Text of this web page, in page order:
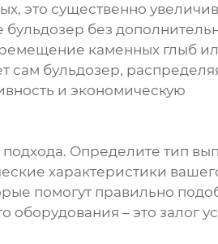
это существенно
бульдозер без
каменных глыб
бульдозер,
и экономическую
Определите тип
характеристики
помогут правильно
– это залог